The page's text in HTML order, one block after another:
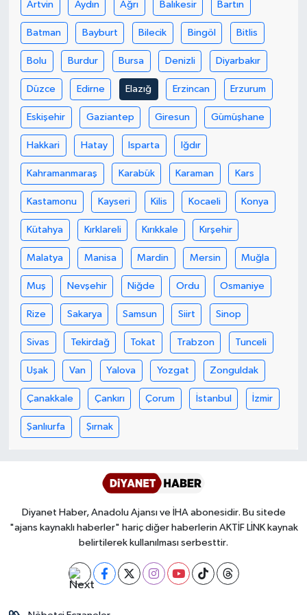
Artvin Aydın Ağrı Balıkesir Bartın
Batman Bayburt Bilecik Bingöl Bitlis
Bolu Burdur Bursa Denizli Diyarbakır
Düzce Edirne Elazığ Erzincan Erzurum
Eskişehir Gaziantep Giresun Gümüşhane
Hakkari Hatay Isparta Iğdır
Kahramanmaraş Karabük Karaman Kars
Kastamonu Kayseri Kilis Kocaeli Konya
Kütahya Kırklareli Kırıkkale Kırşehir
Malatya Manisa Mardin Mersin Muğla
Muş Nevşehir Niğde Ordu Osmaniye
Rize Sakarya Samsun Siirt Sinop
Sivas Tekirdağ Tokat Trabzon Tunceli
Uşak Van Yalova Yozgat Zonguldak
Çanakkale Çankırı Çorum İstanbul İzmir
Şanlıurfa Şırnak
Diyanet Haber, Anadolu Ajansı ve İHA abonesidir. Bu sitede
"ajans kaynaklı haberler" hariç diğer haberlerin AKTİF LİNK kaynak
belirtilerek kullanılması serbesttir.
Bitlis Müftülüğü
Bolu Müftülüğü
Burdur Müftülüğü
Bursa Müftülüğü
Çanakkale Müftülüğü
Çankırı Müftülüğü
Çorum Müftülüğü
Denizli Müftülüğü
Diyarbakır Müftülüğü
Düzce Müftülüğü
Edirne Müftülüğü
Elazığ Müftülüğü
Erzurum Müftülüğü
Eskişehir Müftülüğü
Giresun Müftülüğü
Sağlık
Makaleler
Ekonomi
Duyurular
Podcast
Bilim, Teknoloji
Biyografiler
Diyanet TV
İhtida Haberleri
YAŞAM